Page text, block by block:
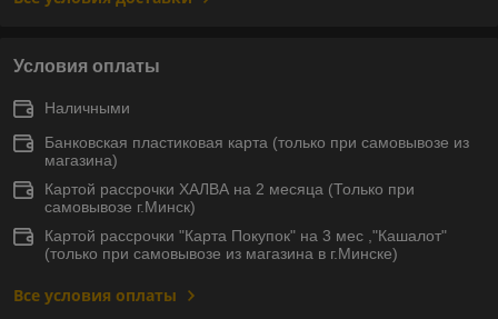
Условия оплаты
Наличными
Банковская пластиковая карта (только при самовывозе из
магазина)
Картой рассрочки ХАЛВА на 2 месяца (Только при
самовывозе г.Минск)
Картой рассрочки "Карта Покупок" на 3 мес ,"Кашалот"
(только при самовывозе из магазина в г.Минске)
Все условия оплаты